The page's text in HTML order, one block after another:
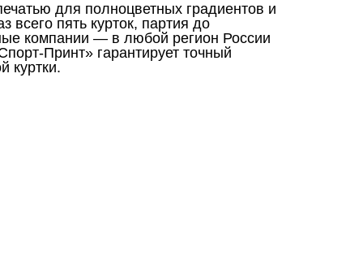
для полноцветных градиентов и
пять курток, партия до
компании — в любой регион России
Принт» гарантирует точный
куртки.